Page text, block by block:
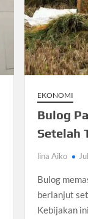
EKONOMI
Bulog
Setelah
lina Aiko
Bulog
berlanjut
Kebijakan